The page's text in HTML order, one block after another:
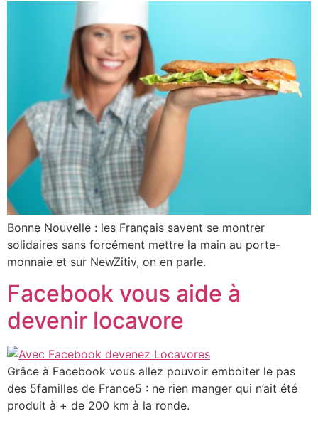
Bonne Nouvelle : les Français savent se montrer
solidaires sans forcément mettre la main au porte-
monnaie et sur NewZitiv, on en parle.
Facebook vous aide à
devenir locavore
Grâce à Facebook vous allez pouvoir emboiter le pas
des 5familles de France5 : ne rien manger qui n’ait été
produit à + de 200 km à la ronde.